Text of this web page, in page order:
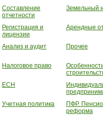
Составление
отчетности
Земельный
Регистрация и
лицензии
Арендные
Анализ и аудит
Прочее
Налоговое право
ЕСН
Учетная политика
ПФР.
реформа